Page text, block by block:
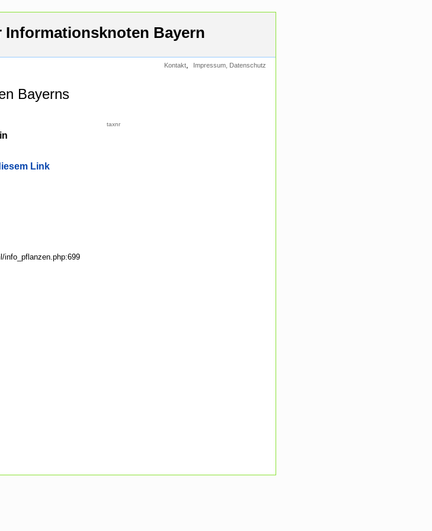
Informationsknoten Bayern
Kontakt, Impressum, Datenschutz
Bayerns
Link
taxnr
info_pflanzen.php:699